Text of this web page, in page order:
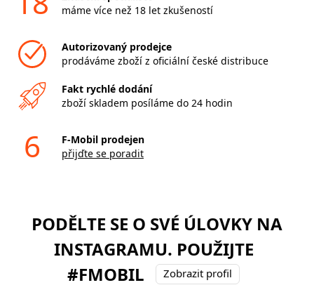
máme více než 18 let zkušeností
Autorizovaný prodejce
prodáváme zboží z oficiální české distribuce
Fakt rychlé dodání
zboží skladem posíláme do 24 hodin
6
F-Mobil prodejen
přijďte se poradit
PODĚLTE SE O SVÉ ÚLOVKY NA
INSTAGRAMU. POUŽIJTE
#FMOBIL
Zobrazit profil